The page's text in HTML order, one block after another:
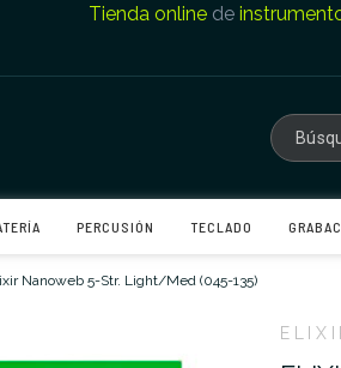
Tienda onlinede
PERCUSIÓN TECLADO
Nanoweb 5-Str. Light/Med (045-135)